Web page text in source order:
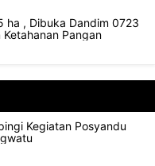
ha , Dibuka Dandim 0723
Pangan
Kegiatan Posyandu